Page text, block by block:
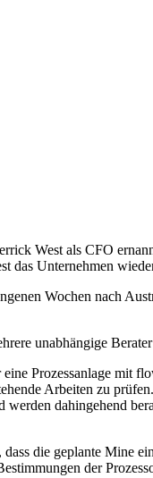
West als CFO
Unternehmen
Wochen nach
unabhängige
Prozessanlage mit
Arbeiten zu prüfen.
dahingehend
die geplante Mine
der